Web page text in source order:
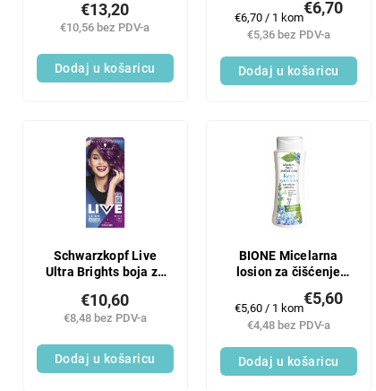
€10,56 bez PDV-a
€13,20
Dodaj u košaricu
€5,36 bez PDV-a
€6,70
Mjerenje
cijene:
€6,70 / 1 kom
Dodaj u košaricu
Schwarzkopf Live
Ultra Brights boja za
094
€8,48 bez PDV-a
€10,60
Dodaj u košaricu
BIONE Micelarna
losion za čišćenje
sirutkom 255 ml
€4,48 bez PDV-a
€5,60
Mjerenje
cijene:
€5,60 / 1 kom
Dodaj u košaricu